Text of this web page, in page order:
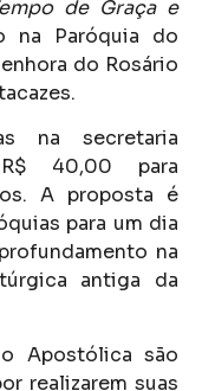
de Graça e
na Paróquia do
do Rosário
na secretaria
40,00 para
A proposta é
para um dia
na
antiga da
Apostólica são
realizarem suas